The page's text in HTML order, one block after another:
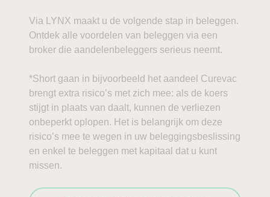
Via LYNX maakt u de volgende stap in beleggen.
Ontdek alle voordelen van beleggen via een
broker die aandelenbeleggers serieus neemt.
*Short gaan in bijvoorbeeld het aandeel Curevac
brengt extra risico’s met zich mee: als de koers
stijgt in plaats van daalt, kunnen de verliezen
onbeperkt oplopen. Het is belangrijk om deze
risico’s mee te wegen in uw beleggingsbeslissing
en enkel te beleggen met kapitaal dat u kunt
missen.